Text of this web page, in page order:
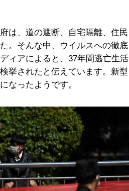
は、道の遮断、自宅隔離、住民
。そんな中、ウイルスへの徹底
ィアによると、37年間逃亡生活
挙されたと伝えています。新型
なったようです。